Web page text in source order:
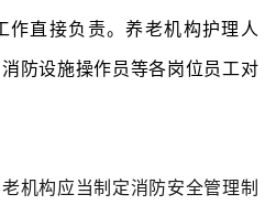
作直接负责。养老机构护理人
防设施操作员等各岗位员工对
机构应当制定消防安全管理制